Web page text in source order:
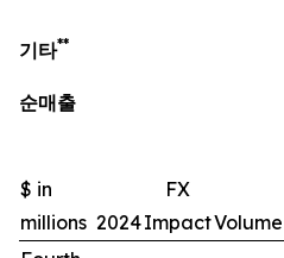
기타**
순매출
$ in
millions 2024
FX
ImpactVolume